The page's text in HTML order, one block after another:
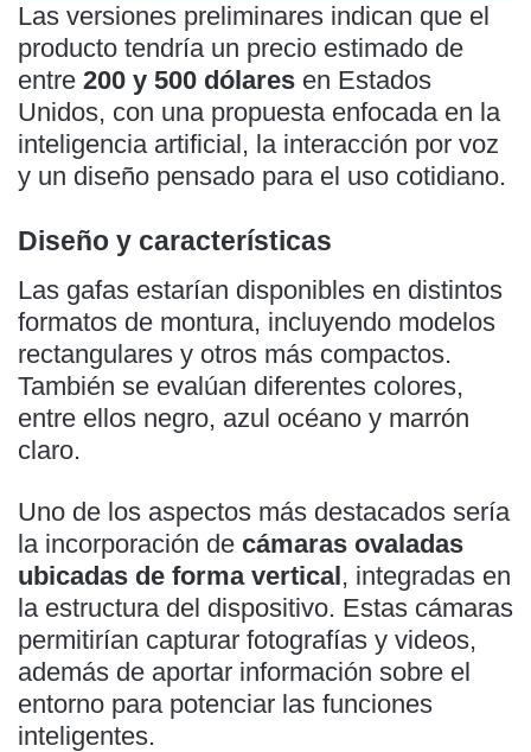
Las versiones preliminares indican que el
producto tendría un precio estimado de
entre 200 y 500 dólares en Estados
Unidos, con una propuesta enfocada en la
inteligencia artificial, la interacción por voz
y un diseño pensado para el uso cotidiano.
Diseño y características
Las gafas estarían disponibles en distintos
formatos de montura, incluyendo modelos
rectangulares y otros más compactos.
También se evalúan diferentes colores,
entre ellos negro, azul océano y marrón
claro.
Uno de los aspectos más destacados sería
la incorporación de cámaras ovaladas
ubicadas de forma vertical, integradas en
la estructura del dispositivo. Estas cámaras
permitirían capturar fotografías y videos,
además de aportar información sobre el
entorno para potenciar las funciones
inteligentes.